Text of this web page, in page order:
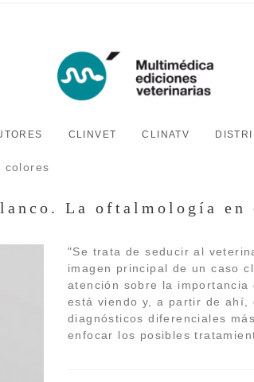
CLINVET CLINATV
colores
La oftalmologí­a en
"Se trata de seducir al
imagen principal de un caso
atención sobre la importancia
está viendo y, a partir de ahí­,
diagnósticos diferenciales
enfocar los posibles